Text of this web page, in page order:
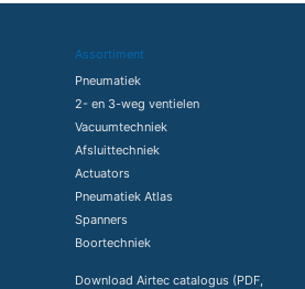
Assortiment
Pneumatiek
2- en 3-weg ventielen
Vacuumtechniek
Afsluittechniek
Actuators
Pneumatiek Atlas
Spanners
Boortechniek
Download Airtec catalogus (PDF,